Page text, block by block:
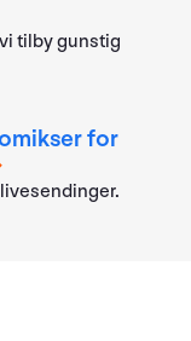
tilby gunstig
for